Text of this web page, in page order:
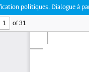
politiques. Dialogue à